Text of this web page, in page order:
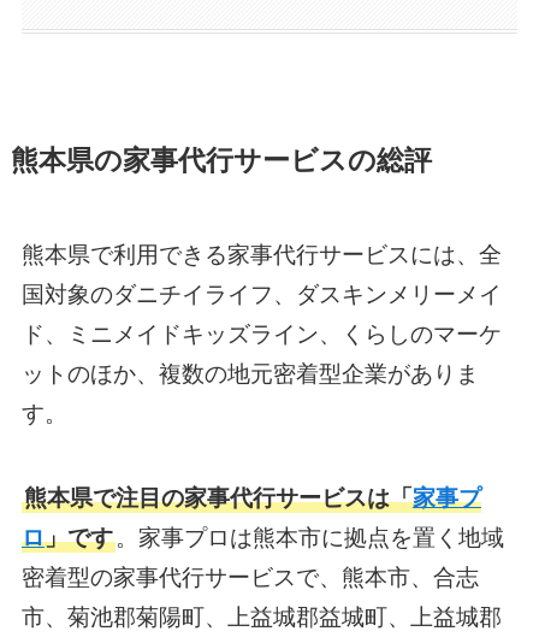
熊本県の家事代行サービスの総評
熊本県で利用できる家事代行サービスには、全
国対象のダニチイライフ、ダスキンメリーメイ
ド、ミニメイドキッズライン、くらしのマーケ
ットのほか、複数の地元密着型企業がありま
す。
熊本県で注目の家事代行サービスは「家事プ
ロ」です。家事プロは熊本市に拠点を置く地域
密着型の家事代行サービスで、熊本市、合志
市、菊池郡菊陽町、上益城郡益城町、上益城郡